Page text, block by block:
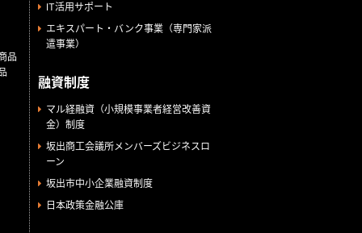
品
IT活用サポート
エキスパート・バンク事業（専門家派
遣事業）
融資制度
マル経融資（小規模事業者経営改善資
金）制度
坂出商工会議所メンバーズビジネスロ
ーン
坂出市中小企業融資制度
日本政策金融公庫